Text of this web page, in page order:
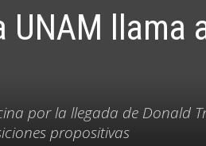
UNAM llama
por la llegada de Donald
propositivas